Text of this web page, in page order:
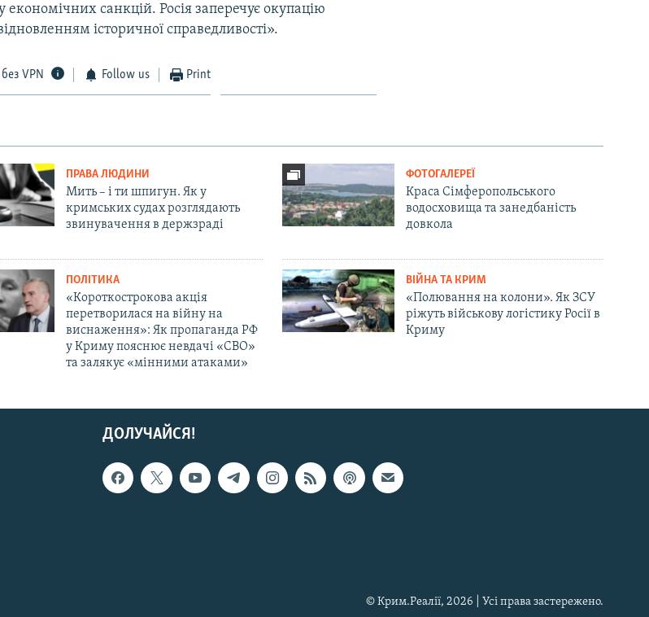
санкцій. Росія заперечує окупацію
історичної справедливості».
VPN Follow us Print
ПРАВА ЛЮДИНИ
Мить – і ти шпигун. Як у
кримських судах розглядають
звинувачення в держзраді
ФОТОГАЛЕРЕЇ
Краса Сімферопольського
водосховища та занедбаність
довкола
ПОЛІТИКА
«Короткострокова акція
перетворилася на війну на
виснаження»: Як пропаганда РФ
у Криму пояснює невдачі «СВО»
та залякує «мінними атаками»
ВІЙНА ТА КРИМ
«Полювання на колони». Як ЗСУ
ріжуть військову логістику Росії в
Криму
ДОЛУЧАЙСЯ!
© Крим.Реалії, 2026 | Усі права застережено.